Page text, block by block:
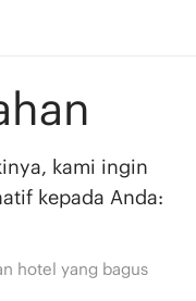
kami ingin
kepada Anda:
hotel yang bagus